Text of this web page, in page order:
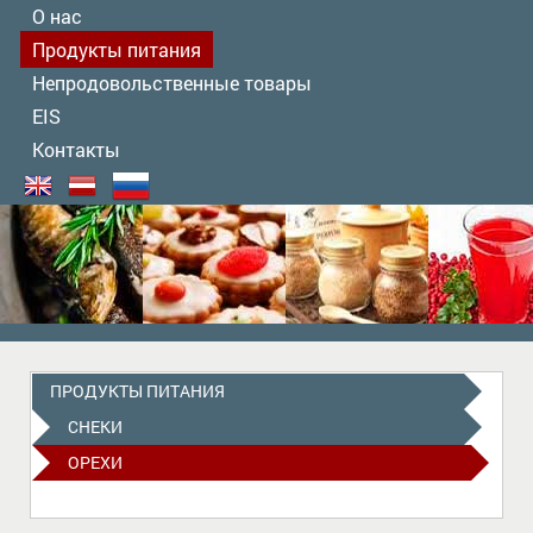
О нас
Продукты питания
Непродовольственные товары
EIS
Контакты
ПРОДУКТЫ ПИТАНИЯ
СНEКИ
ОРЕХИ